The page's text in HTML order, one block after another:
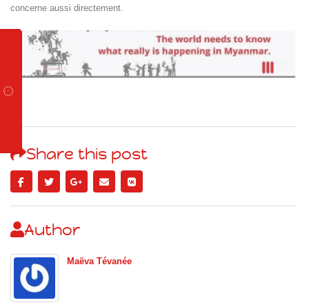
concerne aussi directement.
Share this post
Author
Maëva Tévanée